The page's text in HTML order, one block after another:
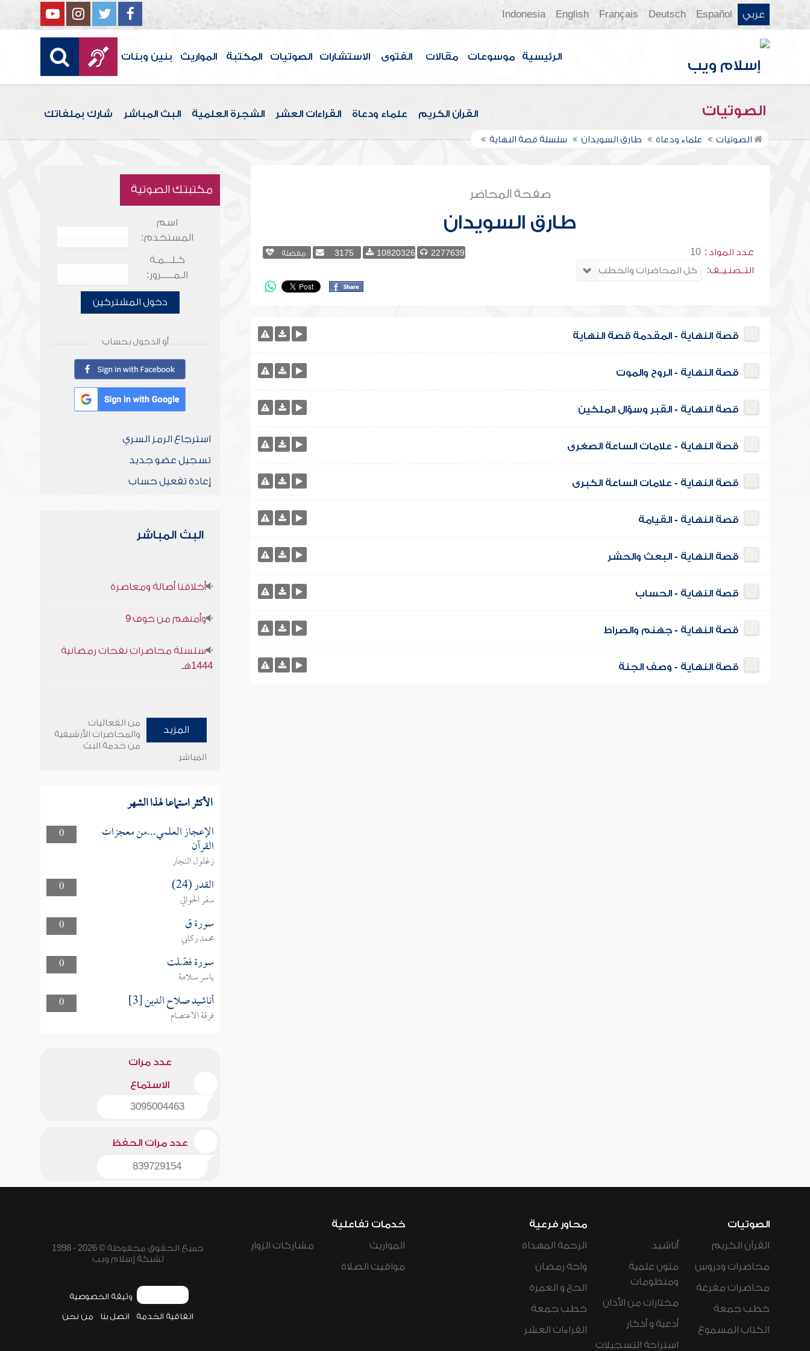
عربي Español
Deutsch
Français
English
Indonesia
الرئيسية موسوعات مقالات الفتوى الاستشارات الصوتيات المكتبة المواريث بنين وبنات
الصوتيات القرآن الكريم علماء ودعاة القراءات العشر الشجرة العلمية البث المباشر شارك بملفاتك
الصوتيات علماء ودعاة طارق السويدان سلسلة قصة النهاية
صفحة المحاضر
طارق السويدان
عدد المواد : 10
التــصنـيــف:
2277639
10820326
3175 مفضلة
قصة النهاية - المقدمة قصة النهاية
قصة النهاية - الروح والموت
قصة النهاية - القبر وسؤال الملكين
قصة النهاية - علامات الساعة الصغرى
قصة النهاية - علامات الساعة الكبرى
قصة النهاية - القيامة
قصة النهاية - البعث والحشر
قصة النهاية - الحساب
قصة النهاية - جهنم والصراط
قصة النهاية - وصف الجنة
مكتبتك الصوتية
اسم
المستخدم:
كـلـــمـة
الـمـــــرور:
دخول المشتركين
أو الدخول بحساب
استرجاع الرمز السري
تسجيل عضو جديد
إعادة تفعيل حساب
البث المباشر
أخلاقنا أصالة ومعاصرة
وأمنهم من خوف 9
سلسلة محاضرات نفحات رمضانية
1444هـ
المزيد
من الفعاليات
والمحاضرات الأرشيفية
من خدمة البث
المباشر
الأكثر استماعا لهذا الشهر
0 الإعجاز العلمي...من معجزات
القرآن
زغلول النجار
0
القدر (24)
سفر الحوالي
0
سورة ق
محمد ركابي
0
سورة فصّلت
ياسر سلامة
0
أناشيد صلاح الدين [3]
فرقة الاعتصام
عدد مرات
الاستماع
3095004463
عدد مرات الحفظ
839729154
الصوتيات
القرآن الكريم
محاضرات ودروس
محاضرات مفرغة
خطب جمعة
الكتاب المسموع
أناشيد
متون علمية
ومنظومات
مختارات من الأذان
أدعية و أذكار
استراحة التسجيلات
محاور فرعية
الرحمة المهداة
واحة رمضان
الحج و العمرة
خطب جمعة
القراءات العشر
خدمات تفاعلية
المواريث
مواقيت الصلاة
مشاركات الزوار
جميع الحقوق محفوظة © 2026 - 1998
لشبكة إسلام ويب
وثيقة الخصوصية
اتفاقية الخدمة اتصل بنا من نحن